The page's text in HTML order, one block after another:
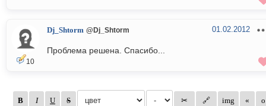
10
Dj_Shtorm @Dj_Shtorm 01.02.2012
Проблема решена. Спасибо...